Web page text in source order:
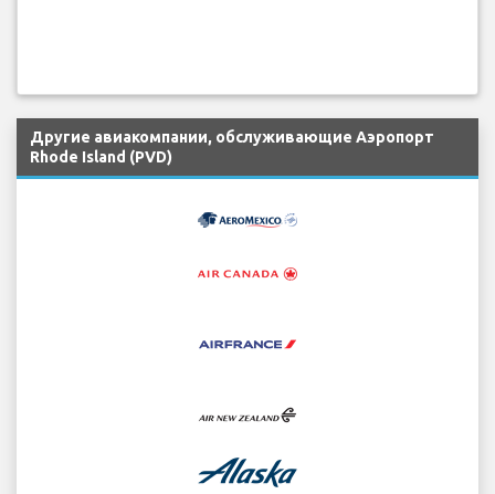
Другие авиакомпании, обслуживающие Аэропорт
Rhode Island (PVD)